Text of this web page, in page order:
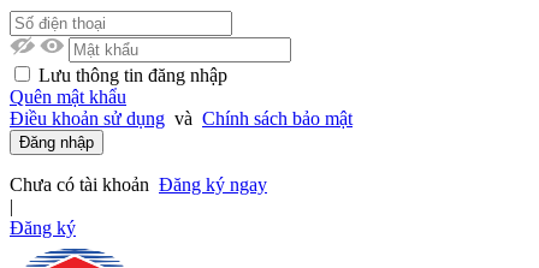
Lưu thông tin đăng nhập
Quên mật khẩu
Điều khoản sử dụng và Chính sách bảo mật
Đăng nhập
Chưa có tài khoản Đăng ký ngay
|
Đăng ký